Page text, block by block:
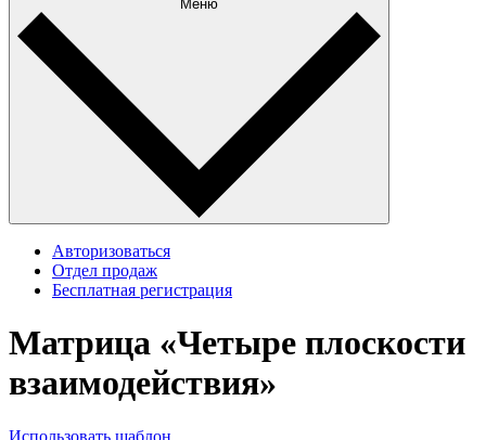
Меню
Авторизоваться
Отдел продаж
Бесплатная регистрация
Матрица «Четыре плоскости
взаимодействия»
Использовать шаблон